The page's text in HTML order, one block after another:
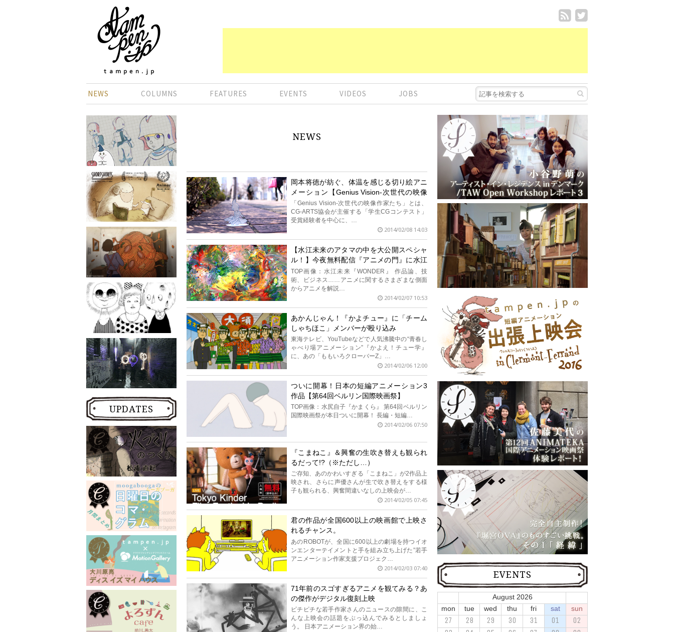
NEWS COLUMNS FEATURES EVENTS VIDEOS JOBS
UPDATES
NEWS
岡本将徳が紡ぐ、体温を感じる切り絵アニ
メーション【Genius Vision-次世代の映像
作家たち】
「Genius Vision-次世代の映像作家たち」とは、
CG-ARTS協会が主催する「学生CGコンテスト」
受賞経験者を中心に、…
2014/02/08 14:03
【水江未来のアタマの中を大公開スペシャ
ル！】今夜無料配信『アニメの門』に水江
未来監督登場！
TOP画像：水江未来『WONDER』 作品論、技
術、ビジネス……アニメに関するさまざまな側面
からアニメを解説…
2014/02/07 10:53
あかんじゃん！『かよチュー』に「チーム
しゃちほこ」メンバーが殴り込み
東海テレビ、YouTubeなどで人気沸騰中の“青春し
ゃべり場アニメーション”『かよえ！チュー学』
に、あの「ももいろクローバーZ」…
2014/02/06 12:00
ついに開幕！日本の短編アニメーション3
作品【第64回​ベルリン国際映画祭】
TOP画像：水尻自子『かまくら』 第64回ベルリン
国際映画祭が本日ついに開幕！ 長編・短編…
2014/02/06 07:50
『こまねこ』＆興奮の生吹き替えも観られ
るだって!?（※ただし…）
ご存知、あのかわいすぎる「こまねこ」が2作品上
映され、さらに声優さんが生で吹き替えをする様
子も観られる、興奮間違いなしの上映会が…
2014/02/05 07:45
君の作品が全国600以上の映画館で上映さ
れるチャンス。
あのROBOTが、全国に600以上の劇場を持つイオ
ンエンターテイメントと手を組み立ち上げた”若手
アニメーション作家支援プロジェク…
2014/02/03 07:40
71年前のスゴすぎるアニメを観てみる？あ
の傑作がデジタル復刻上映
ピチピチな若手作家さんのニュースの隙間に、こ
んな上映会の話題をぶっ込んでみるとしましょ
う。 日本アニメーション界の始…
EVENTS
August 2026
mon
tue wed thu fri sat sun
27 28 29 30 31 01
02